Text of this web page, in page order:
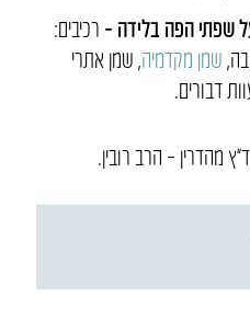
שפתי הפה בלידה – רכיבים:
שמן מקדמיה , שמן אתרי
דבורים.
מהדרין – הרב רובין.